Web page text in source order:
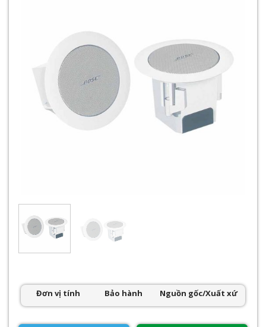
Đơn vị tính Bảo hành Nguồn gốc/Xuất xứ